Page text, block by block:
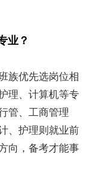
业？
族优先选岗位相
理、计算机等专
管、工商管理
、护理则就业前
向，备考才能事